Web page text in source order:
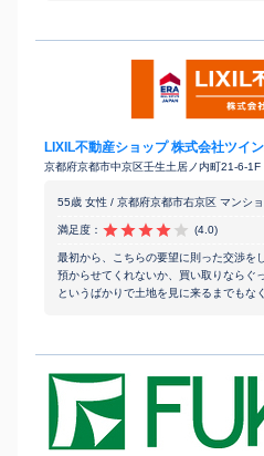
LIXIL不動産ショップ 株式会社ツイ
京都府京都市中京区壬生土居ノ内町21-6-1F
55歳 女性 / 京都府京都市右京区 マンシ
満足度： (4.0)
最初から、こちらの要望に則った交渉を
預からせてくれないか、買い取りならぐ
というばかりで土地を見に来るまでもな